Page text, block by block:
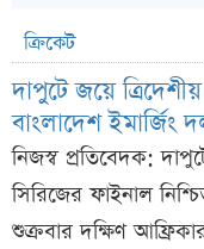
ক্রিকেট
দাপুটে জয়ে
বাংলাদেশ ইমার্জিং
নিজস্ব প্রতিবেদক:
সিরিজের ফাইনাল
শুক্রবার দক্ষিণ